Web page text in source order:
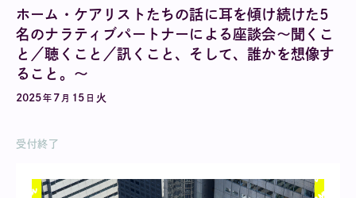
ホーム・ケアリストたちの話に耳を傾け続けた5
名のナラティブパートナーによる座談会〜聞くこ
と／聴くこと／訊くこと、そして、誰かを想像す
ること。〜
2025年 7 月 15 日 火
受付終了